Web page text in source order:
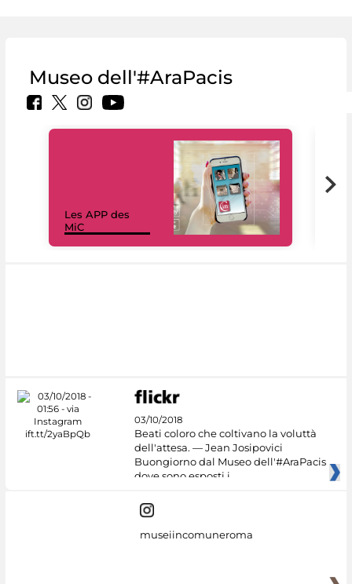
Museo dell'#AraPacis
Les APP des
MiC
03/10/2018
Beati coloro che coltivano la voluttà
dell'attesa. — Jean Josipovici
Buongiorno dal Museo dell'#AraPacis
dove sono esposti i
museiincomuneroma